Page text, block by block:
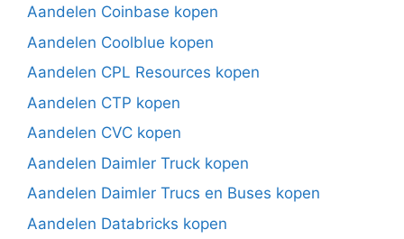
Aandelen Coinbase kopen
Aandelen Coolblue kopen
Aandelen CPL Resources kopen
Aandelen CTP kopen
Aandelen CVC kopen
Aandelen Daimler Truck kopen
Aandelen Daimler Trucs en Buses kopen
Aandelen Databricks kopen